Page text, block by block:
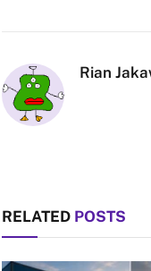
Rian
RELATED POSTS